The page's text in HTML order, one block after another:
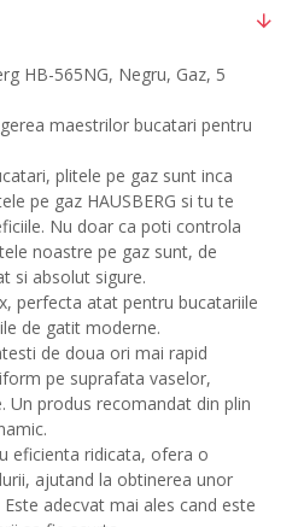
HB-565NG, Negru, Gaz, 5
maestrilor bucatari pentru
plitele pe gaz sunt inca
pe gaz HAUSBERG si tu te
Nu doar ca poti controla
noastre pe gaz sunt, de
si absolut sigure.
perfecta atat pentru bucatariile
de gatit moderne.
de doua ori mai rapid
pe suprafata vaselor,
Un produs recomandat din plin
eficienta ridicata, ofera o
ajutand la obtinerea unor
adecvat mai ales cand este